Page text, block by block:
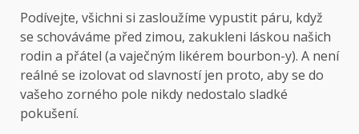
Podívejte, všichni si zasloužíme vypustit páru, když
se schováváme před zimou, zakukleni láskou našich
rodin a přátel (a vaječným likérem bourbon-y). A není
reálné se izolovat od slavností jen proto, aby se do
vašeho zorného pole nikdy nedostalo sladké
pokušení.